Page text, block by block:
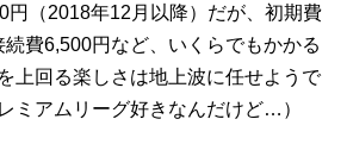
円（2018年12月以降）だが、初期費
費6,500円など、いくらでもかかる
上回る楽しさは地上波に任せようで
ミアムリーグ好きなんだけど…）